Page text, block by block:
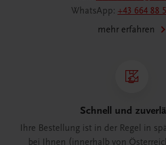
WhatsApp: +43 664 88
mehr erfahren
Schnell und
Ihre Bestellung ist in der Regel in
bei Ihnen (innerhalb von